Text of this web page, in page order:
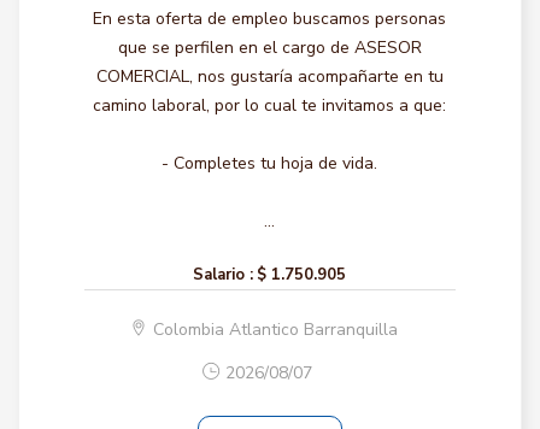
En esta oferta de empleo buscamos personas
que se perfilen en el cargo de ASESOR
COMERCIAL, nos gustaría acompañarte en tu
camino laboral, por lo cual te invitamos a que:
- Completes tu hoja de vida.
...
Salario : $ 1.750.905
Colombia Atlantico Barranquilla
2026/08/07